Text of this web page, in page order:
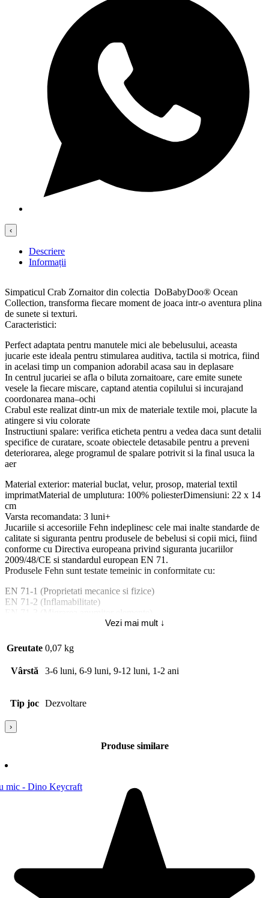
‹
Descriere
Informații
Simpaticul Crab Zornaitor din colectia DoBabyDoo® Ocean
Collection, transforma fiecare moment de joaca intr-o aventura plina
de sunete si texturi.
Caracteristici:
Perfect adaptata pentru manutele mici ale bebelusului, aceasta
jucarie este ideala pentru stimularea auditiva, tactila si motrica, fiind
in acelasi timp un companion adorabil acasa sau in deplasare
In centrul jucariei se afla o biluta zornaitoare, care emite sunete
vesele la fiecare miscare, captand atentia copilului si incurajand
coordonarea mana–ochi
Crabul este realizat dintr-un mix de materiale textile moi, placute la
atingere si viu colorate
Instructiuni spalare: verifica eticheta pentru a vedea daca sunt detalii
specifice de curatare, scoate obiectele detasabile pentru a preveni
deteriorarea, alege programul de spalare potrivit si la final usuca la
aer
Material exterior: material buclat, velur, prosop, material textil
imprimatMaterial de umplutura: 100% poliesterDimensiuni: 22 x 14
cm
Varsta recomandata: 3 luni+
Jucariile si accesoriile Fehn indeplinesc cele mai inalte standarde de
calitate si siguranta pentru produsele de bebelusi si copii mici, fiind
conforme cu Directiva europeana privind siguranta jucariilor
2009/48/CE si standardul european EN 71.
Produsele Fehn sunt testate temeinic in conformitate cu:
EN 71-1 (Proprietati mecanice si fizice)
EN 71-2 (Inflamabilitate)
EN 71-9:2005 (Compusi chimici organici).
Atentie! Nu lasati ambalajele jucariilor/produselor la indemana
copiilor. Indepartati orice ambalaj al jucariei/produsului inainte de a
da jucaria/produsul copilului. Va rugam sa supravegheati copilul in
timp ce se joaca/foloseste acest produs. Pastrati instructiunile si
de foc, feriti jucaria/produsul de temperaturi ridicate si umiditate.
Vezi mai mult ↓
Greutate 0,07 kg
Vârstă 3-6 luni, 6-9 luni, 9-12 luni, 1-2 ani
Tip joc Dezvoltare
›
Produse similare